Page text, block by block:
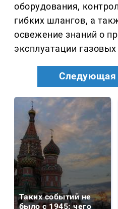
оборудования,
гибких шлангов, а
освежение знаний о
эксплуатации
Следующая
Таких событий не
было с 1945: чего